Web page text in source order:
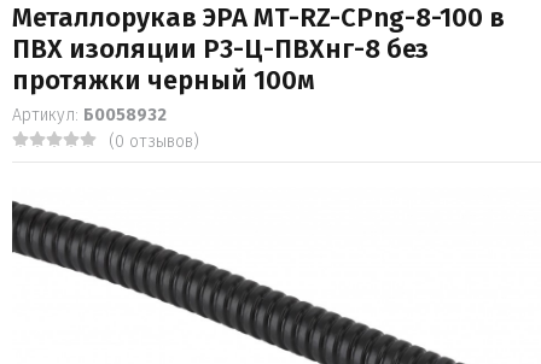
Металлорукав ЭРА MT-RZ-CPng-8-100 в
ПВХ изоляции Р3-Ц-ПВХнг-8 без
протяжки черный 100м
Артикул: Б0058932
(0 отзывов)